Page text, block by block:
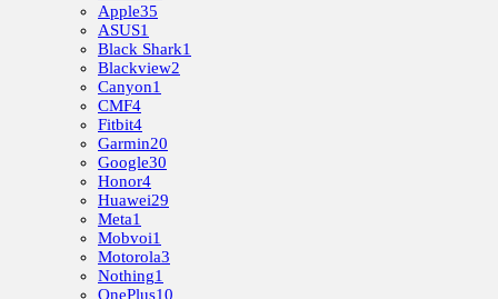
Apple35
ASUS1
Black Shark1
Blackview2
Canyon1
CMF4
Fitbit4
Garmin20
Google30
Honor4
Huawei29
Meta1
Mobvoi1
Motorola3
Nothing1
OnePlus10